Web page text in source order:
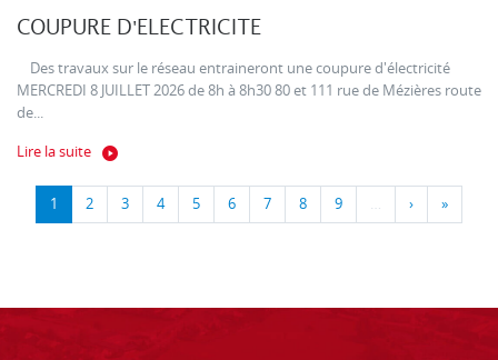
COUPURE D'ELECTRICITE
Des travaux sur le réseau entraineront une coupure d'électricité
MERCREDI 8 JUILLET 2026 de 8h à 8h30 80 et 111 rue de Mézières route
de...
Lire la suite
1 2 3 4 5 6 7 8 9 … › »